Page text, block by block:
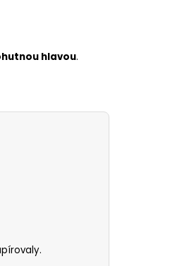
hlavou.